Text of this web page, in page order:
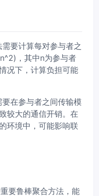
要计算每对参与者之
，其中n为参与者
况下，计算负担可能
在参与者之间传输模
较大的通信开销。在
环境中，可能影响联
要鲁棒聚合方法，能